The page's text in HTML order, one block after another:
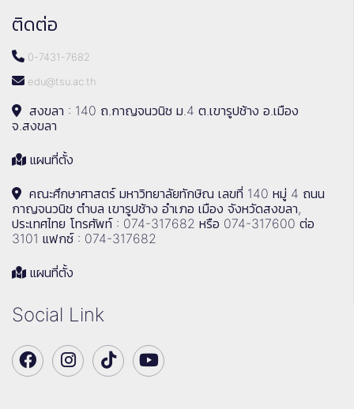
ติดต่อ
0-7431-7682
edu@tsu.ac.th
สงขลา : 140 ถ.กาญจนวนิช ม.4 ต.เขารูปช้าง อ.เมือง
จ.สงขลา
แผนที่ตั้ง
คณะศึกษาศาสตร์ มหาวิทยาลัยทักษิณ เลขที่ 140 หมู่ 4 ถนน
กาญจนวนิช ตำบล เขารูปช้าง อำเภอ เมือง จังหวัดสงขลา,
ประเทศไทย โทรศัพท์ : 074-317682 หรือ 074-317600 ต่อ
3101 แฟกซ์ : 074-317682
แผนที่ตั้ง
Social Link